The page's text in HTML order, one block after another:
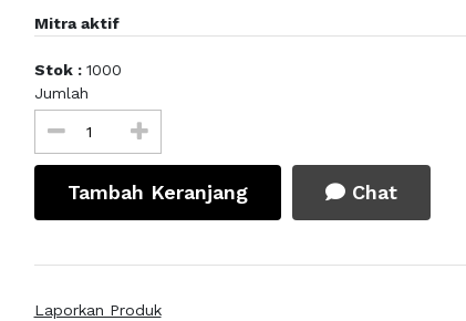
Mitra aktif
Stok : 1000
Jumlah
Tambah Keranjang Chat
Laporkan Produk